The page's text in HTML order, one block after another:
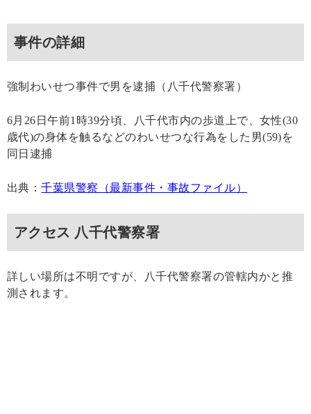
事件の詳細
強制わいせつ事件で男を逮捕（八千代警察署）
6月26日午前1時39分頃、八千代市内の歩道上で、女性(30
歳代)の身体を触るなどのわいせつな行為をした男(59)を
同日逮捕
出典：千葉県警察（最新事件・事故ファイル）
アクセス 八千代警察署
詳しい場所は不明ですが、八千代警察署の管轄内かと推
測されます。